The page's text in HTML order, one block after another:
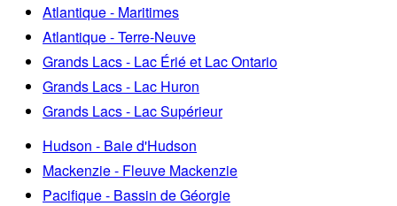
Atlantique - Maritimes
Atlantique - Terre-Neuve
Grands Lacs - Lac Érié et Lac Ontario
Grands Lacs - Lac Huron
Grands Lacs - Lac Supérieur
Hudson - Baie d'Hudson
Mackenzie - Fleuve Mackenzie
Pacifique - Bassin de Géorgie